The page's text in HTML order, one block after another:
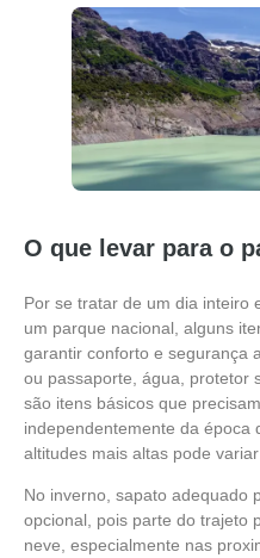
O que levar para o
Por se tratar de um dia inteiro
um parque nacional, alguns
garantir conforto e segurança
ou passaporte, água, protetor
são itens básicos que
independentemente da época
altitudes mais altas pode
No inverno, sapato adequado
opcional, pois parte do trajeto
neve, especialmente nas